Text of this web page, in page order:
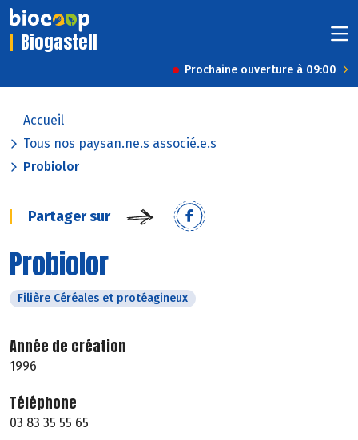
Biogastell
Prochaine ouverture à 09:00
Accueil
Tous nos paysan.ne.s associé.e.s
Probiolor
Partager sur
Probiolor
Filière Céréales et protéagineux
Année de création
1996
Téléphone
03 83 35 55 65